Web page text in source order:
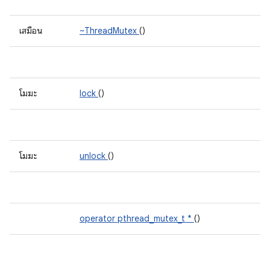
เสมือน ~ThreadMutex ()
โมฆะ lock ()
โมฆะ unlock ()
operator pthread_mutex_t * ()